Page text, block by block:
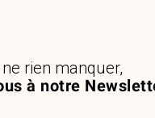
à notre
rien manquer,